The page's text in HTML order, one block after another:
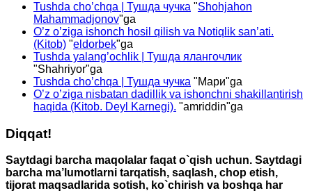
Tushda cho’chqa | Тушда чучка "Shohjahon
Mahammadjonov"ga
O’z o’ziga ishonch hosil qilish va Notiqlik san’ati.
(Kitob) "eldorbek"ga
Tushda yalang’ochlik | Тушда ялангочлик
"Shahriyor"ga
Tushda cho’chqa | Тушда чучка "Мари"ga
O’z o’ziga nisbatan dadillik va ishonchni shakillantirish
haqida (Kitob. Deyl Karnegi). "amriddin"ga
Diqqat!
Saytdagi barcha maqolalar faqat o`qish uchun. Saytdagi
barcha ma’lumotlarni tarqatish, saqlash, chop etish,
tijorat maqsadlarida sotish, ko`chirish va boshqa har